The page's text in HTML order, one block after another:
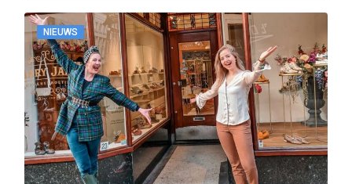
NIEUWS